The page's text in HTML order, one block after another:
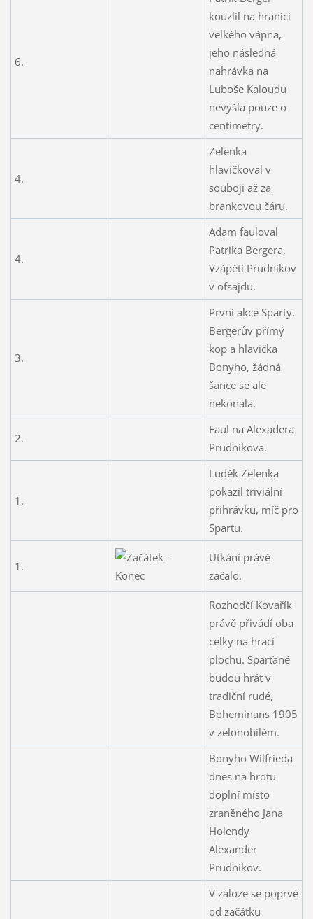
6.
kouzlil na hranici
velkého vápna,
jeho následná
nahrávka na
Luboše Kaloudu
nevyšla pouze o
centimetry.
4.
Zelenka
hlavičkoval v
souboji až za
brankovou čáru.
4.
Adam fauloval
Patrika Bergera.
Vzápětí Prudnikov
v ofsajdu.
3.
První akce Sparty.
Bergerův přímý
kop a hlavička
Bonyho, žádná
šance se ale
nekonala.
2.
Faul na Alexadera
Prudnikova.
1.
Luděk Zelenka
pokazil triviální
přihrávku, míč pro
Spartu.
1.
Utkání právě
začalo.
Rozhodčí Kovařík
právě přivádí oba
celky na hrací
plochu. Sparťané
budou hrát v
tradiční rudé,
Boheminans 1905
v zelonobílém.
Bonyho Wilfrieda
dnes na hrotu
doplní místo
zraněného Jana
Holendy
Alexander
Prudnikov.
V záloze se poprvé
od začátku